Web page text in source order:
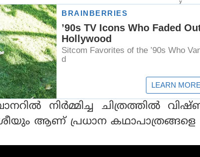
നിര്‍മ്മിച്ച ചിത്രത്തില്‍
ആണ് പ്രധാന